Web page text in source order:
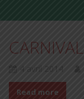
CARNIVAL
4 avril 2014
Read more